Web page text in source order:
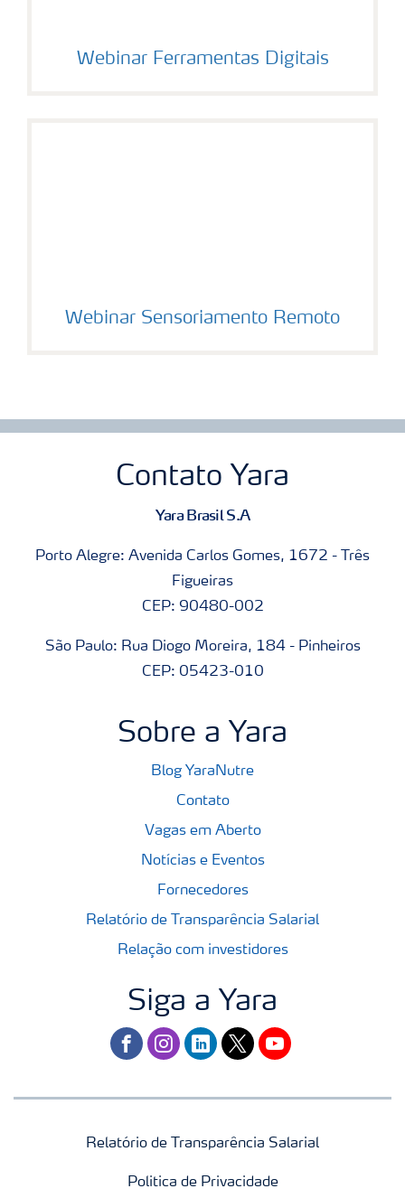
Webinar Ferramentas Digitais
Webinar Sensoriamento Remoto
Contato Yara
Yara Brasil S.A
Porto Alegre: Avenida Carlos Gomes, 1672 - Três
Figueiras
CEP: 90480-002
São Paulo: Rua Diogo Moreira, 184 - Pinheiros
CEP: 05423-010
Sobre a Yara
Blog YaraNutre
Contato
Vagas em Aberto
Notícias e Eventos
Fornecedores
Relatório de Transparência Salarial
Relação com investidores
Siga a Yara
facebookinstagram
linkedintwitteryoutube
Relatório de Transparência Salarial
Politica de Privacidade